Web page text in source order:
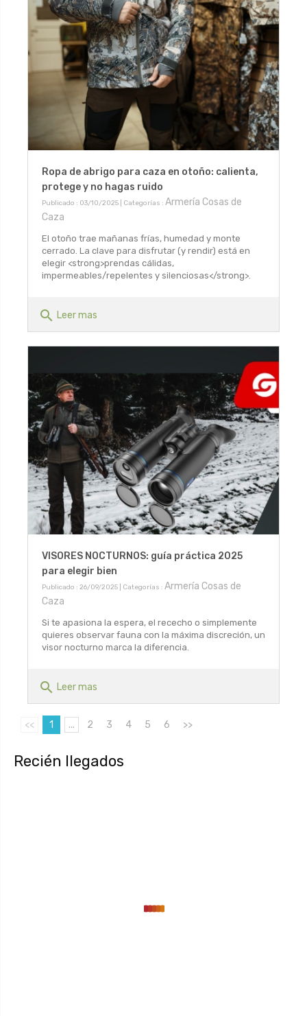
Ropa de abrigo para caza en otoño: calienta,
protege y no hagas ruido
Publicado : 03/10/2025 | Categorías : Armería Cosas de
Caza
El otoño trae mañanas frías, humedad y monte
cerrado. La clave para disfrutar (y rendir) está en
elegir <strong>prendas cálidas,
impermeables/repelentes y silenciosas</strong>.
search Leer mas
VISORES NOCTURNOS: guía práctica 2025
para elegir bien
Publicado : 26/09/2025 | Categorías : Armería Cosas de
Caza
Si te apasiona la espera, el rececho o simplemente
quieres observar fauna con la máxima discreción, un
visor nocturno marca la diferencia.
search Leer mas
<< 1 ... 2 3 4 5 6 >>
Recién llegados